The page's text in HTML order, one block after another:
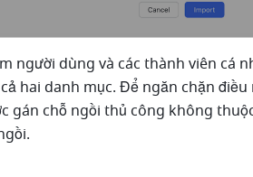
người dùng và các thành viên cá
hai danh mục. Để ngăn chặn điều
gán chỗ ngồi thủ công không